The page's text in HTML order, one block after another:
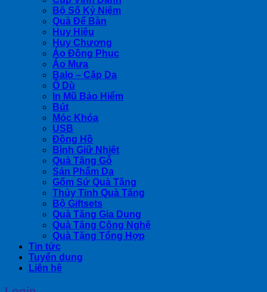
Bộ Số Kỷ Niệm
Quà Để Bàn
Huy Hiệu
Huy Chương
Áo Đồng Phục
Áo Mưa
Balo – Cặp Da
Ô Dù
In Mũ Bảo Hiểm
Bút
Móc Khóa
USB
Đồng Hồ
Bình Giữ Nhiệt
Quà Tặng Gỗ
Sản Phẩm Da
Gốm Sứ Quà Tặng
Thủy Tinh Quà Tặng
Bộ Giftsets
Quà Tặng Gia Dụng
Quà Tặng Công Nghệ
Quà Tặng Tổng Hợp
Tin tức
Tuyển dụng
Liên hệ